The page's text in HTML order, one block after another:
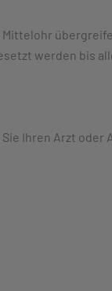
Mittelohr
werden bis
Ihren Arzt oder